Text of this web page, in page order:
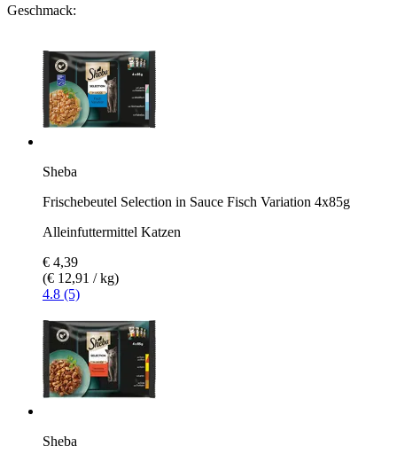
Geschmack:
Sheba
Frischebeutel Selection in Sauce Fisch Variation 4x85g
Alleinfuttermittel Katzen
€ 4,39
(€ 12,91 / kg)
4.8 (5)
Sheba